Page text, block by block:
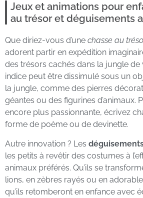
Jeux et animations pour
au trésor et déguisements
Que diriez-vous d’une chasse au
adorent partir en expédition
des trésors cachés dans la jungle de
indice peut être dissimulé sous un
la jungle, comme des pierres
géantes ou des figurines d’animaux.
encore plus passionnante, écrivez
forme de poème ou de devinette.
Autre innovation ? Les
les petits à revêtir des costumes à
animaux préférés. Qu’ils se
lions, en zèbres rayés ou en
qu’ils retomberont en enfance avec